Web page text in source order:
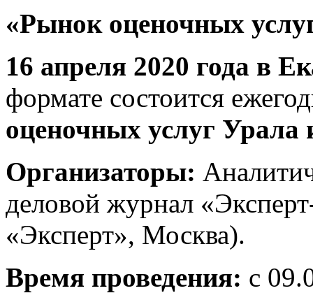
«Рынок оценочных
16 апреля 2020 года в
формате состоится
оценочных услуг
Организаторы:
деловой журнал
«Эксперт», Москва).
Время проведения: с